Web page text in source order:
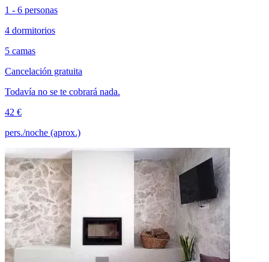
1 - 6 personas
4 dormitorios
5 camas
Cancelación gratuita
Todavía no se te cobrará nada.
42 €
pers./noche (aprox.)